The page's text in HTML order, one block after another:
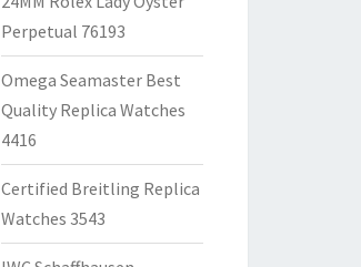
Perpetual 76193
Omega Seamaster Best
Quality Replica Watches
4416
Certified Breitling Replica
Watches 3543